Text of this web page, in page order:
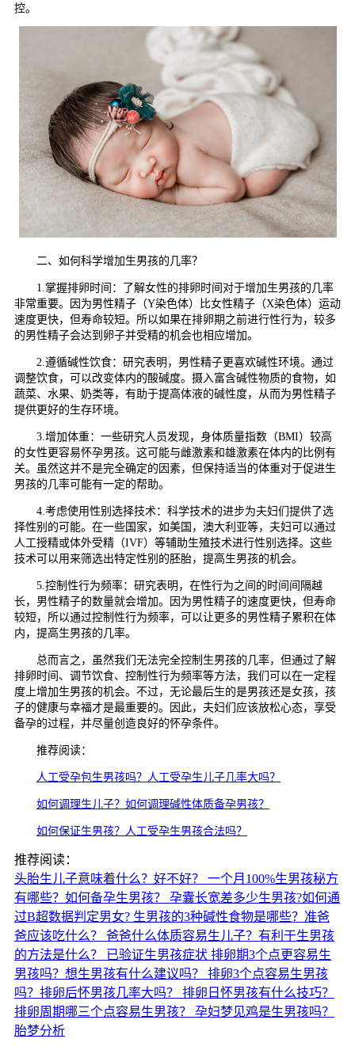
控。
二、如何科学增加生男孩的几率？
1.掌握排卵时间：了解女性的排卵时间对于增加生男孩的几率
非常重要。因为男性精子（Y染色体）比女性精子（X染色体）运动
速度更快，但寿命较短。所以如果在排卵期之前进行性行为，较多
的男性精子会达到卵子并受精的机会也相应增加。
2.遵循碱性饮食：研究表明，男性精子更喜欢碱性环境。通过
调整饮食，可以改变体内的酸碱度。摄入富含碱性物质的食物，如
蔬菜、水果、奶类等，有助于提高体液的碱性度，从而为男性精子
提供更好的生存环境。
3.增加体重：一些研究人员发现，身体质量指数（BMI）较高
的女性更容易怀孕男孩。这可能与雌激素和雄激素在体内的比例有
关。虽然这并不是完全确定的因素，但保持适当的体重对于促进生
男孩的几率可能有一定的帮助。
4.考虑使用性别选择技术：科学技术的进步为夫妇们提供了选
择性别的可能。在一些国家，如美国，澳大利亚等，夫妇可以通过
人工授精或体外受精（IVF）等辅助生殖技术进行性别选择。这些
技术可以用来筛选出特定性别的胚胎，提高生男孩的机会。
5.控制性行为频率：研究表明，在性行为之间的时间间隔越
长，男性精子的数量就会增加。因为男性精子的速度更快，但寿命
较短，所以通过控制性行为频率，可以让更多的男性精子累积在体
内，提高生男孩的几率。
总而言之，虽然我们无法完全控制生男孩的几率，但通过了解
排卵时间、调节饮食、控制性行为频率等方法，我们可以在一定程
度上增加生男孩的机会。不过，无论最后生的是男孩还是女孩，孩
子的健康与幸福才是最重要的。因此，夫妇们应该放松心态，享受
备孕的过程，并尽量创造良好的怀孕条件。
推荐阅读：
人工受孕包生男孩吗？人工受孕生儿子几率大吗？
如何调理生儿子？如何调理碱性体质备孕男孩？
如何保证生男孩？人工受孕生男孩合法吗？
推荐阅读：
头胎生儿子意味着什么？好不好？
一个月100%生男孩秘方
有哪些？如何备孕生男孩？
孕囊长宽差多少生男孩?如何通
过B超数据判定男女? 生男孩的3种碱性食物是哪些？准爸
爸应该吃什么？
爸爸什么体质容易生儿子？有利于生男孩
的方法是什么？
已验证生男孩症状 排卵期3个点更容易生
男孩吗？想生男孩有什么建议吗？
排卵3个点容易生男孩
吗？排卵后怀男孩几率大吗？
排卵日怀男孩有什么技巧？
排卵周期哪三个点容易生男孩？
孕妇梦见鸡是生男孩吗？
胎梦分析